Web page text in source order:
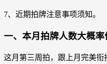
7、近期拍牌注意事项须知。
一、本月拍牌人数大概率
这月第三周拍，跟上月完美衔